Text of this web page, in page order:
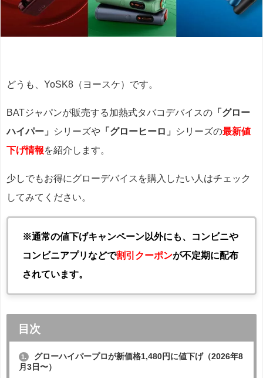
どうも、YoSK8（ヨースケ）です。
BATジャパンが販売する加熱式タバコデバイスの 「グロー
ハイパー」
シリーズや 「グローヒーロ」 シリーズの最新値
下げ情報を紹介します。
少しでもお得にグローデバイスを購入したい人はチェック
してみてください。
※通常の値下げキャンペーン以外にも、コンビニや
コンビニアプリなどで割引クーポンが不定期に配布
されています。
目次
1.
グローハイパープロが新価格1,480円に値下げ（2026年8
月3日〜）